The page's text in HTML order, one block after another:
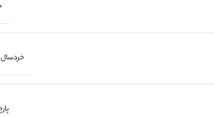
خردسال 0 تا 2